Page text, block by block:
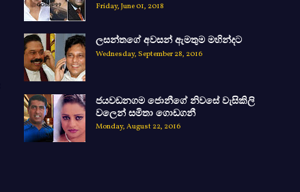
Friday, June 01, 2018
ලසන්තගේ අවසන් ඇමතුම මහින්දට
Wednesday, September 28, 2016
ජයවඩනගම ජොනීගේ නිවසේ වැසිකිලි
වලෙන් සමිතා ගොඩගනී
Monday, August 22, 2016